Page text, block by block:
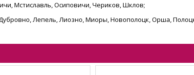
Мстиславль, Осиповичи, Чериков, Шклов;
Лепель, Лиозно, Миоры, Новополоцк, Орша,